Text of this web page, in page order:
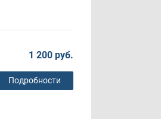
1 200 руб.
Подробности